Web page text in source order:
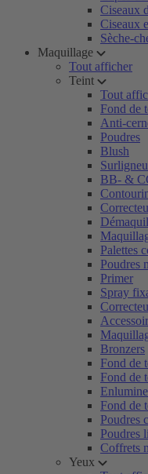
Ciseaux
Ciseaux
Sèche-
Maquillage
Tout afficher
Teint
Tout
Fond de
Anti-
Poudres
Blush
BB- &
Palettes
Poudres
Primer
Spray
Bronzers
Fond de
Fond de
Fond de
Poudres
Poudres
Coffrets
Yeux